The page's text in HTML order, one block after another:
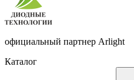
официальный партнер Arlight
Каталог